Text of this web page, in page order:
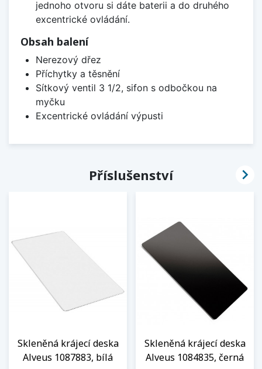
jednoho otvoru si dáte baterii a do druhého
excentrické ovládání.
Obsah balení
Nerezový dřez
Příchytky a těsnění
Sítkový ventil 3 1/2, sifon s odbočkou na
myčku
Excentrické ovládání výpusti
Příslušenství
Skleněná krájecí deska
Alveus 1087883, bílá
Skleněná krájecí deska
Alveus 1084835, černá
